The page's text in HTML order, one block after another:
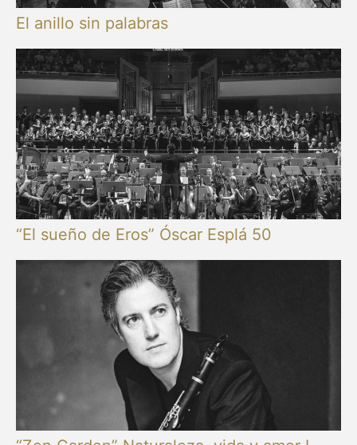
El anillo sin palabras
“El sueño de Eros” Óscar Esplá 50